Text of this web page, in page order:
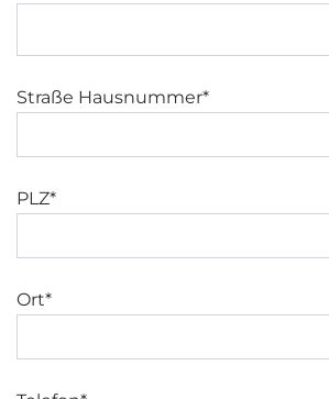
Straße Hausnummer*
PLZ*
Ort*